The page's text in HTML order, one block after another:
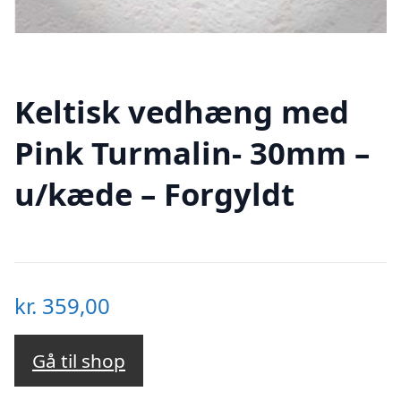
Keltisk vedhæng med
Pink Turmalin- 30mm –
u/kæde – Forgyldt
kr. 359,00
Gå til shop